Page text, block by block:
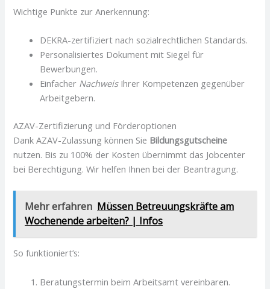
Wichtige Punkte zur Anerkennung:
DEKRA-zertifiziert nach sozialrechtlichen Standards.
Personalisiertes Dokument mit Siegel für
Bewerbungen.
Einfacher NachweisIhrer Kompetenzen gegenüber
Arbeitgebern.
AZAV-Zertifizierung und Förderoptionen
Dank AZAV-Zulassung können Sie Bildungsgutscheine
nutzen. Bis zu 100% der Kosten übernimmt das Jobcenter
bei Berechtigung. Wir helfen Ihnen bei der Beantragung.
Mehr erfahren Müssen Betreuungskräfte am
Wochenende arbeiten? | Infos
So funktioniert’s:
Beratungstermin beim Arbeitsamt vereinbaren.